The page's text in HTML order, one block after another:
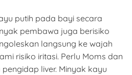
putih pada bayi secara
pembawa juga berisiko
langsung ke wajah
risiko iritasi. Perlu Moms dan
liver. Minyak kayu